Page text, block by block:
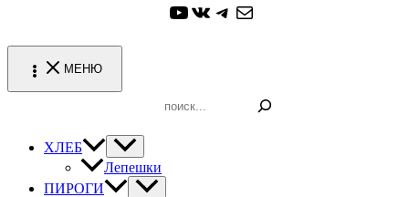
YouTube
ВКонтакте
Telegram
Почта
МЕНЮ
ХЛЕБ
Лепешки
ПИРОГИ